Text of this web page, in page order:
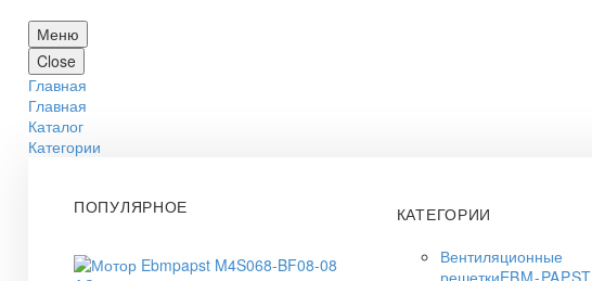
Меню
Close
Главная
Главная
Каталог
Категории
ПОПУЛЯРНОЕ
КАТЕГОРИИ
Вентиляционные
решеткиEBM-PAPST